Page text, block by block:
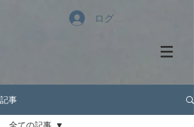
ログイン
記事